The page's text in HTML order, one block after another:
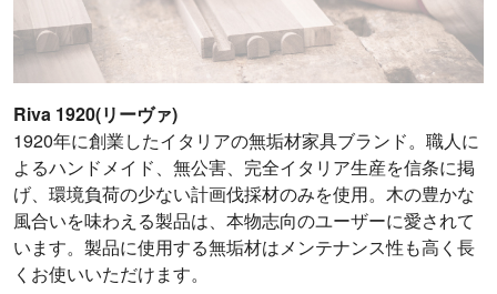
Riva 1920(リーヴァ)
1920年に創業したイタリアの無垢材家具ブランド。職人に
よるハンドメイド、無公害、完全イタリア生産を信条に掲
げ、環境負荷の少ない計画伐採材のみを使用。木の豊かな
風合いを味わえる製品は、本物志向のユーザーに愛されて
います。製品に使用する無垢材はメンテナンス性も高く長
くお使いいただけます。